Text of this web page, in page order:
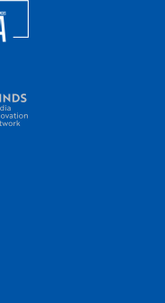
the Balkan News Agencies